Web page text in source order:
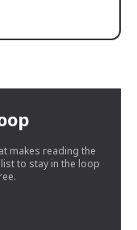
makes reading the
to stay in the loop